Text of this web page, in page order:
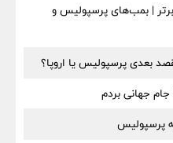
| بمب‌های پرسپولیس و
بعدی پرسپولیس یا اروپا؟
جام جهانی بردم
پرسپولیس